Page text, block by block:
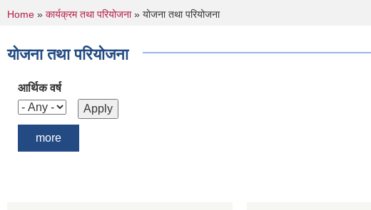
You are here
Home » कार्यक्रम तथा परियोजना» योजना तथा परियोजना
योजना तथा परियोजना
आर्थिक वर्ष
more